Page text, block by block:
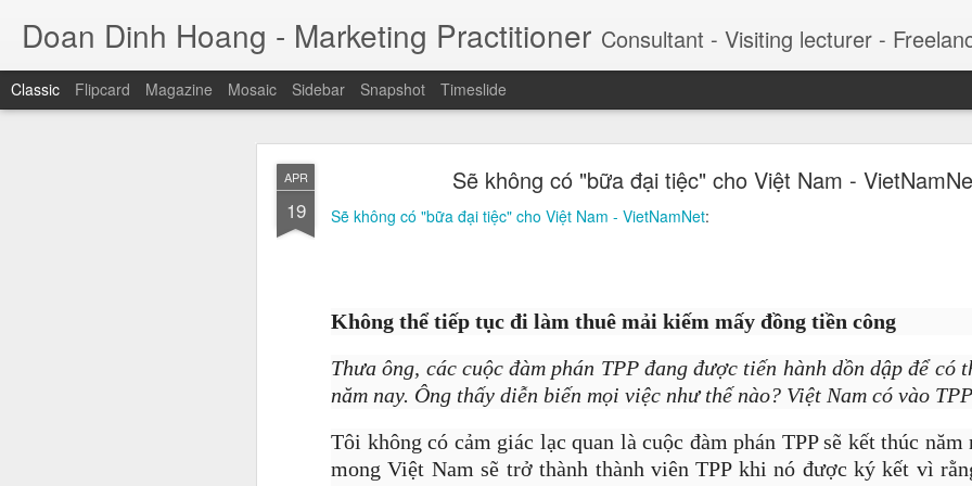
APR
19
Sẽ không có "bữa đại tiệc" cho Việt Nam -
Sẽ không có "bữa đại tiệc" cho Việt Nam - VietNamNet:
Không thể tiếp tục đi làm thuê mải kiếm mấy đồng tiền công
Thưa ông, các cuộc đàm phán TPP đang được tiến hành dồn dập để có
năm nay. Ông thấy diễn biến mọi việc như thế nào? Việt Nam có vào
Tôi không có cảm giác lạc quan là cuộc đàm phán TPP sẽ kết thúc
mong Việt Nam sẽ trở thành thành viên TPP khi nó được ký kết vì
Doan Dinh Hoang - Marketing Practitioner Consultant - Visiting lecturer - Freelancer This is the content composed, collected and filtered to provide a critical view to CEO and managers. My DDH Talk weekly series
Classic Flipcard Magazine Mosaic Sidebar Snapshot Timeslide
Cuộc sống sang chảnh của hot boy lừa 57 tỷ đồng (Marketing xây
ảnh sang chảnh luôn gắn với hàng hiệu, du thuyền, du